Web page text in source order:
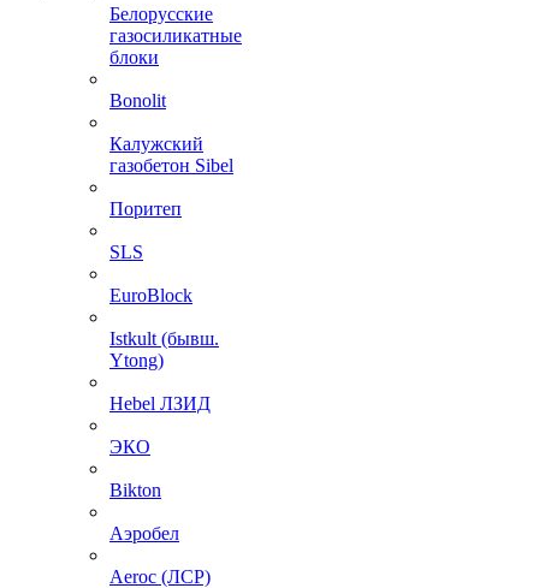
Белорусские
газосиликатные
блоки
Bonolit
Калужский
газобетон Sibel
Поритеп
SLS
EuroBlock
Istkult (бывш.
Ytong)
Hebel ЛЗИД
ЭКО
Bikton
Аэробел
Aeroc (ЛСР)